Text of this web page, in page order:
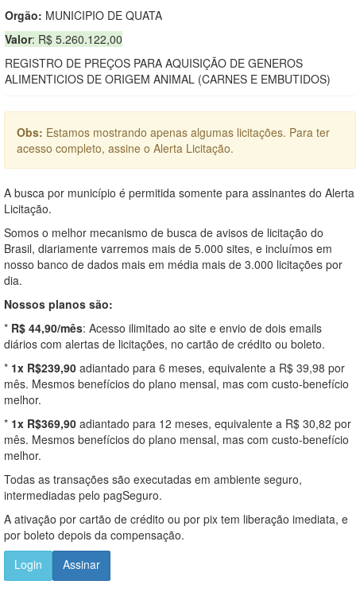
Orgão: MUNICIPIO DE QUATA
Valor: R$ 5.260.122,00
REGISTRO DE PREÇOS PARA AQUISIÇÃO DE GENEROS
ALIMENTICIOS DE ORIGEM ANIMAL (CARNES E EMBUTIDOS)
Obs: Estamos mostrando apenas algumas licitações. Para ter
acesso completo, assine o Alerta Licitação.
A busca por município é permitida somente para assinantes do Alerta
Licitação.
Somos o melhor mecanismo de busca de avisos de licitação do
Brasil, diariamente varremos mais de 5.000 sites, e incluímos em
nosso banco de dados mais em média mais de 3.000 licitações por
dia.
Nossos planos são:
* R$ 44,90/mês: Acesso ilimitado ao site e envio de dois emails
diários com alertas de licitações, no cartão de crédito ou boleto.
* 1x R$239,90 adiantado para 6 meses, equivalente a R$ 39,98 por
mês. Mesmos benefícios do plano mensal, mas com custo-benefício
melhor.
* 1x R$369,90 adiantado para 12 meses, equivalente a R$ 30,82 por
mês. Mesmos benefícios do plano mensal, mas com custo-benefício
melhor.
Todas as transações são executadas em ambiente seguro,
intermediadas pelo pagSeguro.
A ativação por cartão de crédito ou por pix tem liberação imediata, e
por boleto depois da compensação.
Login
Assinar